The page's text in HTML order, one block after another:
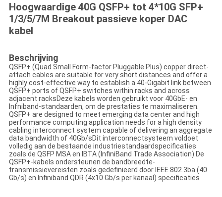
Hoogwaardige 40G QSFP+ tot 4*10G SFP+
1/3/5/7M Breakout passieve koper DAC
kabel
Beschrijving
QSFP+ (Quad Small Form-factor Pluggable Plus) copper direct-
attach cables are suitable for very short distances and offer a
highly cost-effective way to establish a 40-Gigabit link between
QSFP+ ports of QSFP+ switches within racks and across
adjacent racksDeze kabels worden gebruikt voor 40GbE- en
Infniband-standaarden, om de prestaties te maximaliseren.
QSFP+ are designed to meet emerging data center and high
performance computing application needs for a high density
cabling interconnect system capable of delivering an aggregate
data bandwidth of 40Gb/sDit interconnectsysteem voldoet
volledig aan de bestaande industriestandaardspecificaties
zoals de QSFP MSA en IBTA (InfiniBand Trade Association).De
QSFP+-kabels ondersteunen de bandbreedte-
transmissievereisten zoals gedefinieerd door IEEE 802.3ba (40
Gb/s) en Infiniband QDR (4x10 Gb/s per kanaal) specificaties